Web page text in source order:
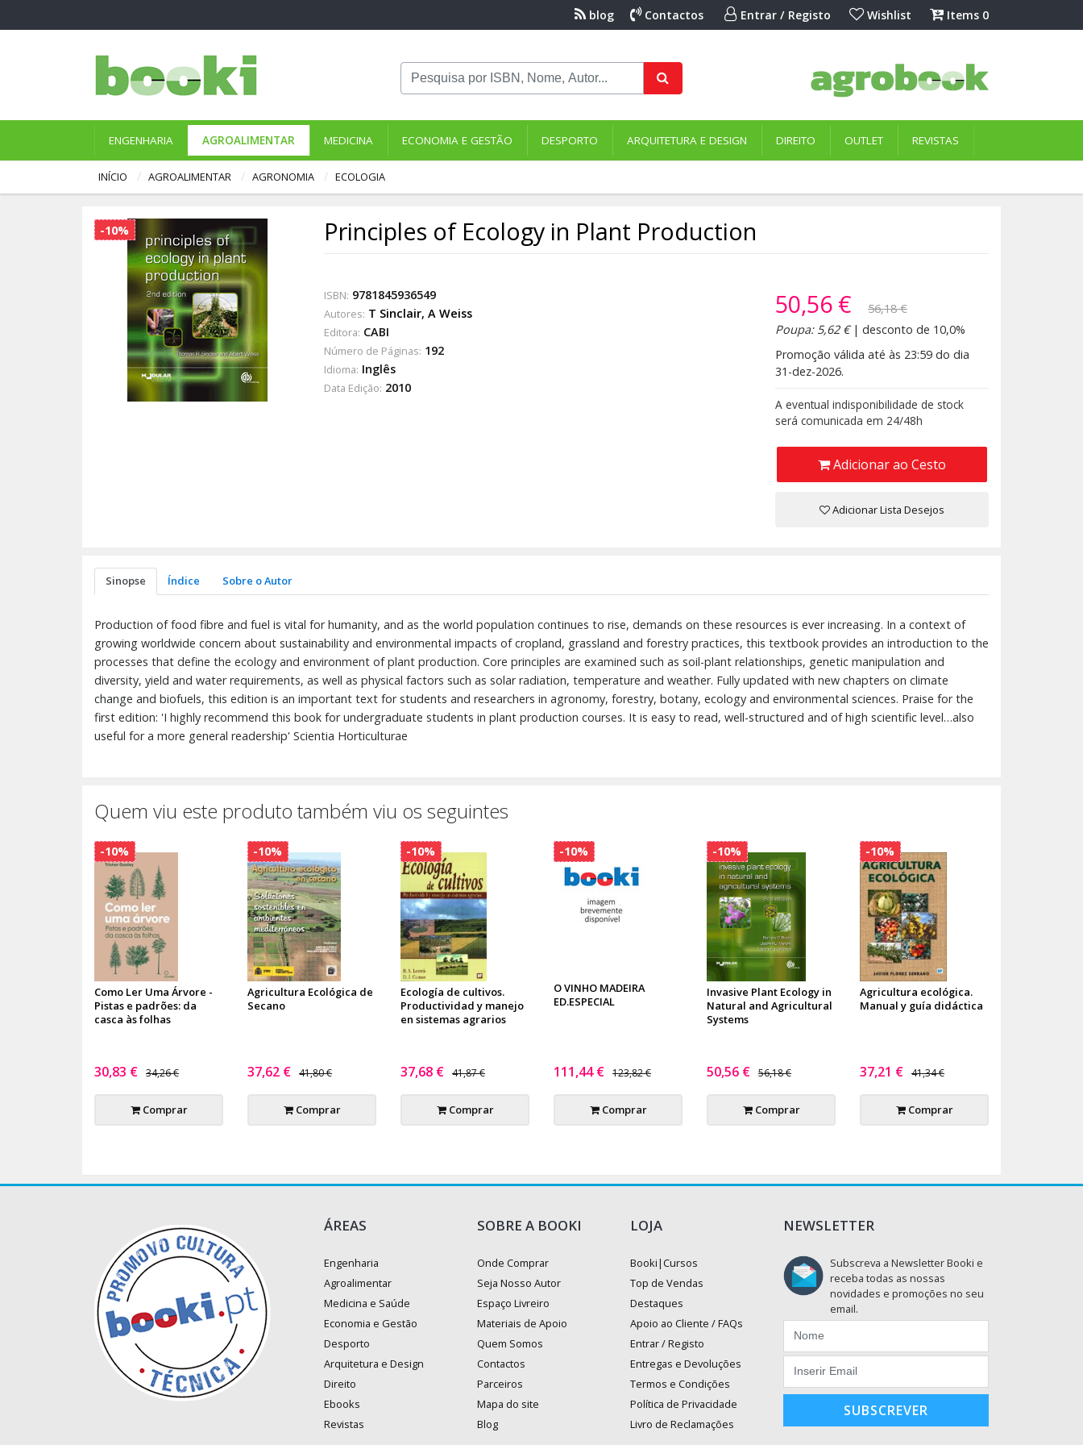
blog Contactos Entrar / Registo Wishlist Items 0
ENGENHARIA AGROALIMENTAR MEDICINA ECONOMIA E GESTÃO DESPORTO ARQUITETURA E DESIGN DIREITO OUTLET REVISTAS
INÍCIO AGROALIMENTAR AGRONOMIA ECOLOGIA
-10% Principles of Ecology in Plant Production
ISBN: 9781845936549
Autores: T Sinclair, A Weiss
Editora: CABI
Número de Páginas: 192
Idioma: Inglês
Data Edição: 2010
50,56 €
56,18 €
Poupa: 5,62 €| desconto de 10,0%
Promoção válida até às 23:59 do dia
31-dez-2026.
A eventual indisponibilidade de stock
será comunicada em 24/48h
Adicionar ao Cesto
Adicionar Lista Desejos
Sinopse Índice Sobre o Autor
Production of food fibre and fuel is vital for humanity, and as the world population continues to rise, demands on these resources is ever increasing. In a context of
growing worldwide concern about sustainability and environmental impacts of cropland, grassland and forestry practices, this textbook provides an introduction to the
processes that define the ecology and environment of plant production. Core principles are examined such as soil-plant relationships, genetic manipulation and
diversity, yield and water requirements, as well as physical factors such as solar radiation, temperature and weather. Fully updated with new chapters on climate
change and biofuels, this edition is an important text for students and researchers in agronomy, forestry, botany, ecology and environmental sciences. Praise for the
first edition: 'I highly recommend this book for undergraduate students in plant production courses. It is easy to read, well-structured and of high scientific level…also
useful for a more general readership' Scientia Horticulturae
Quem viu este produto também viu os seguintes
Como Ler Uma Árvore -
Pistas e padrões: da
casca às folhas
30,83 € 34,26 €
Comprar
-10%
Agricultura Ecológica de
Secano
37,62 € 41,80 €
Comprar
-10%
Ecología de cultivos.
Productividad y manejo
en sistemas agrarios
37,68 € 41,87 €
Comprar
-10%
O VINHO MADEIRA
ED.ESPECIAL
111,44 € 123,82 €
Comprar
-10%
Invasive Plant Ecology in
Natural and Agricultural
Systems
50,56 € 56,18 €
Comprar
-10%
Agricultura ecológica.
Manual y guía didáctica
37,21 € 41,34 €
Comprar
-10%
ÁREAS
Engenharia
Agroalimentar
Medicina e Saúde
Economia e Gestão
Desporto
Arquitetura e Design
Direito
Ebooks
Revistas
SOBRE A BOOKI
Onde Comprar
Seja Nosso Autor
Espaço Livreiro
Materiais de Apoio
Quem Somos
Contactos
Parceiros
Mapa do site
Blog
LOJA
Booki|Cursos
Top de Vendas
Destaques
Apoio ao Cliente / FAQs
Entrar / Registo
Entregas e Devoluções
Termos e Condições
Política de Privacidade
Livro de Reclamações
NEWSLETTER
Subscreva a Newsletter Booki e
receba todas as nossas
novidades e promoções no seu
email.
SUBSCREVER